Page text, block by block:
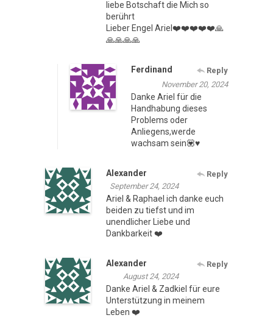
liebe Botschaft die Mich so
berührt
Lieber Engel Ariel❤️❤️❤️❤️❤️🙏
🙏🙏🙏🙏
Ferdinand
Reply
November 20, 2024
Danke Ariel für die
Handhabung dieses
Problems oder
Anliegens,werde
wachsam sein💟♥️
Alexander
Reply
September 24, 2024
Ariel & Raphael ich danke euch
beiden zu tiefst und im
unendlicher Liebe und
Dankbarkeit ❤️
Alexander
Reply
August 24, 2024
Danke Ariel & Zadkiel für eure
Unterstützung in meinem
Leben ❤️